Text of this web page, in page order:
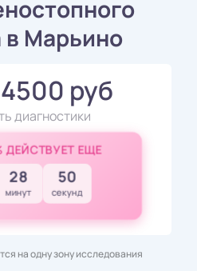
в Марьино
4500 руб
диагностики
ДЕЙСТВУЕТ ЕЩЕ
28
минут
48
секунд
на одну зону исследования